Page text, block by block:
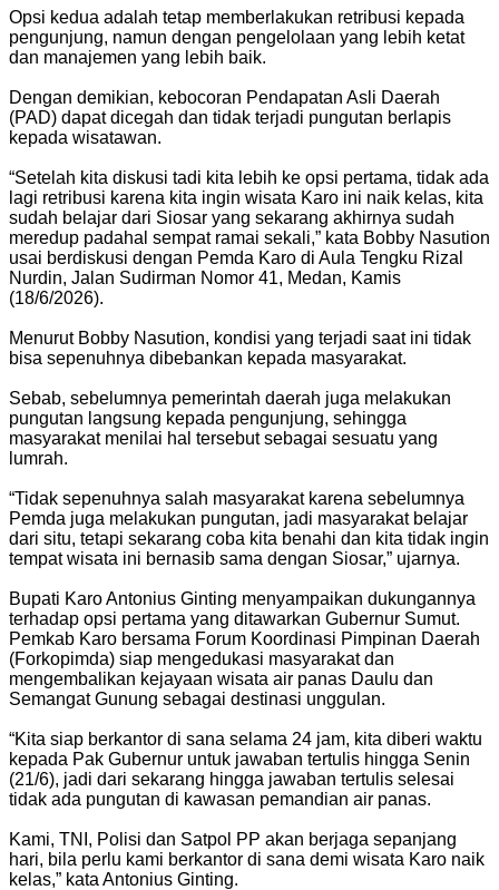
Opsi kedua adalah tetap memberlakukan retribusi kepada
pengunjung, namun dengan pengelolaan yang lebih ketat
dan manajemen yang lebih baik.
Dengan demikian, kebocoran Pendapatan Asli Daerah
(PAD) dapat dicegah dan tidak terjadi pungutan berlapis
kepada wisatawan.
“Setelah kita diskusi tadi kita lebih ke opsi pertama, tidak ada
lagi retribusi karena kita ingin wisata Karo ini naik kelas, kita
sudah belajar dari Siosar yang sekarang akhirnya sudah
meredup padahal sempat ramai sekali,” kata Bobby Nasution
usai berdiskusi dengan Pemda Karo di Aula Tengku Rizal
Nurdin, Jalan Sudirman Nomor 41, Medan, Kamis
(18/6/2026).
Menurut Bobby Nasution, kondisi yang terjadi saat ini tidak
bisa sepenuhnya dibebankan kepada masyarakat.
Sebab, sebelumnya pemerintah daerah juga melakukan
pungutan langsung kepada pengunjung, sehingga
masyarakat menilai hal tersebut sebagai sesuatu yang
lumrah.
“Tidak sepenuhnya salah masyarakat karena sebelumnya
Pemda juga melakukan pungutan, jadi masyarakat belajar
dari situ, tetapi sekarang coba kita benahi dan kita tidak ingin
tempat wisata ini bernasib sama dengan Siosar,” ujarnya.
Bupati Karo Antonius Ginting menyampaikan dukungannya
terhadap opsi pertama yang ditawarkan Gubernur Sumut.
Pemkab Karo bersama Forum Koordinasi Pimpinan Daerah
(Forkopimda) siap mengedukasi masyarakat dan
mengembalikan kejayaan wisata air panas Daulu dan
Semangat Gunung sebagai destinasi unggulan.
“Kita siap berkantor di sana selama 24 jam, kita diberi waktu
kepada Pak Gubernur untuk jawaban tertulis hingga Senin
(21/6), jadi dari sekarang hingga jawaban tertulis selesai
tidak ada pungutan di kawasan pemandian air panas.
Kami, TNI, Polisi dan Satpol PP akan berjaga sepanjang
hari, bila perlu kami berkantor di sana demi wisata Karo naik
kelas,” kata Antonius Ginting.